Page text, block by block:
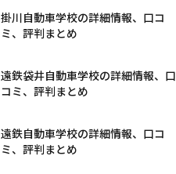
掛川自動車学校の詳細情報、口コ
ミ、評判まとめ
遠鉄袋井自動車学校の詳細情報、口
コミ、評判まとめ
遠鉄自動車学校の詳細情報、口コ
ミ、評判まとめ